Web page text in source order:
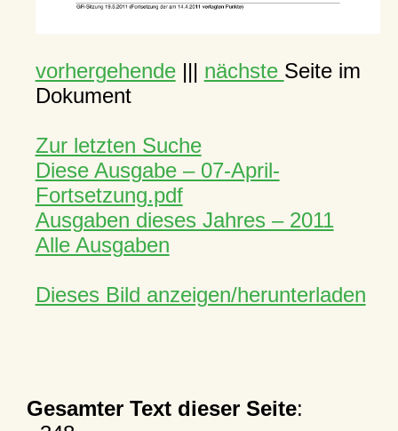
vorhergehende||| nächste Seite im
Dokument
Zur letzten Suche
Diese Ausgabe – 07-April-
Fortsetzung.pdf
Ausgaben dieses Jahres – 2011
Alle Ausgaben
Dieses Bild anzeigen/herunterladen
Gesamter Text dieser Seite: